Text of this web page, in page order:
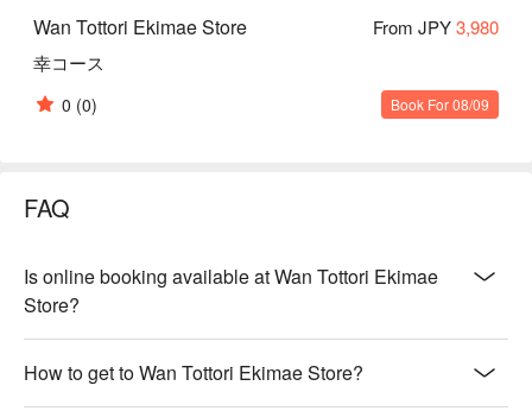
Wan Tottori Ekimae Store From JPY3,980
幸コース
0 (0) Book For 08/09
FAQ
Is online booking available at Wan Tottori Ekimae
Store?
How to get to Wan Tottori Ekimae Store?